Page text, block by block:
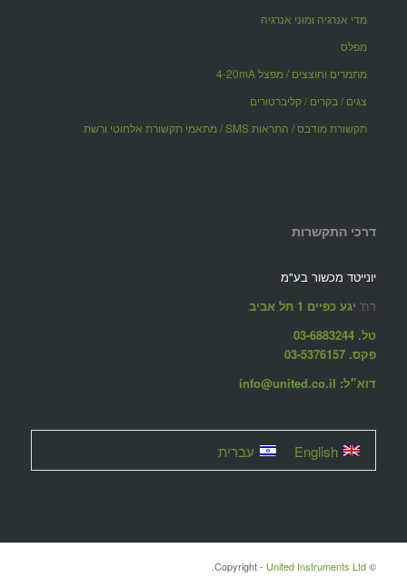
מדי אנרגיה ומוני אנרגיה
מפלס
מתמרים וחוצצים / מפצל 4-20mA
צגים / בקרים / קליברטורים
תקשורת מודבס / התראות SMS / מתאמי תקשורת אלחוטי ורשת
דרכי התקשרות
יונייטד מכשור בע"מ
רח' יגע כפיים 1 תל אביב
טל. 03-6883244
פקס. 03-5376157
דוא״ל: info@united.co.il
English עברית
© ‫Copyright -
United Instruments Ltd.